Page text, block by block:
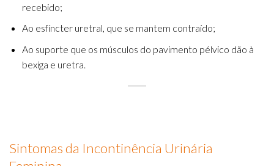
recebido;
Ao esfíncter uretral, que se mantem contraído;
Ao suporte que os músculos do pavimento pélvico dão à
bexiga e uretra.
Sintomas da Incontinência Urinária